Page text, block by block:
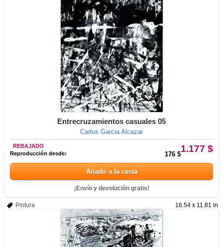
Entrecruzamientos casuales 05
Carlos Garcia Alcazar
1.177 $
REBAJADO
Reproducción desde:
176 $
Añadir a la cesta
¡Envío y devolución gratis!
16.54 x 11.81 in
Pintura